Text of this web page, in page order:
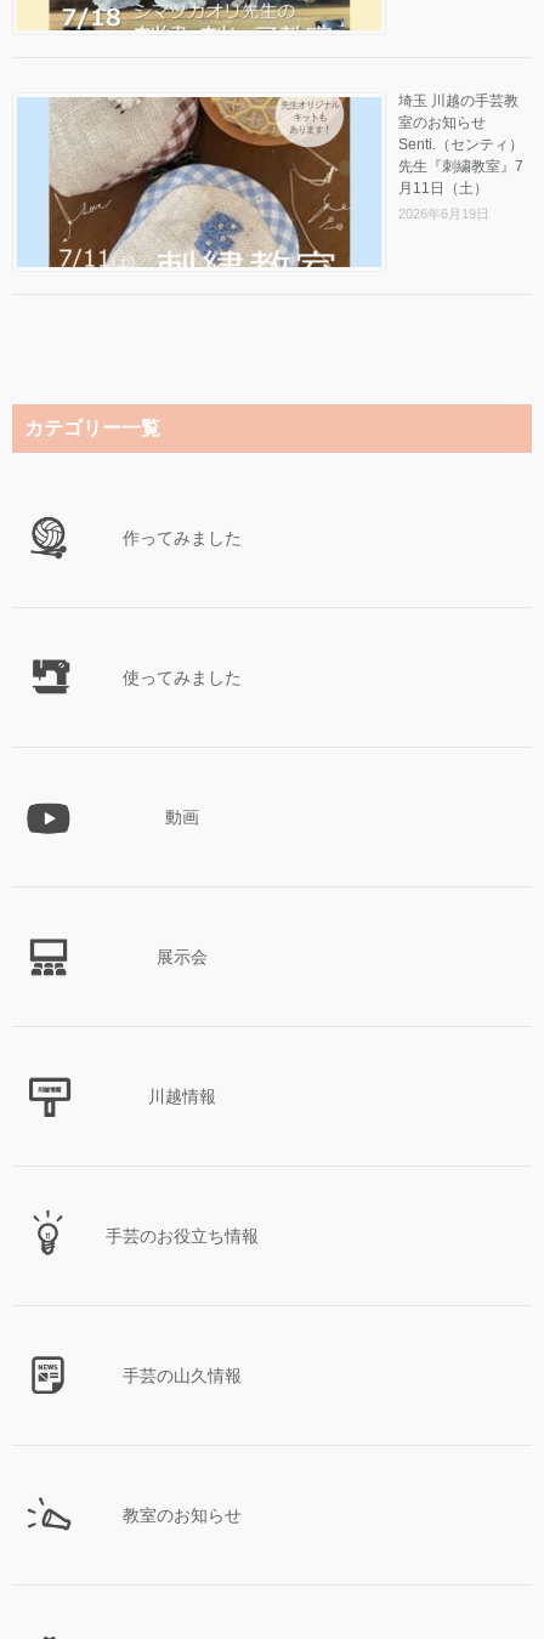
埼玉 川越の手芸教
室のお知らせ
Senti.（センティ）
先生『刺繍教室』7
月11日（土）
2026年6月19日
カテゴリー一覧
作ってみました
使ってみました
動画
展示会
川越情報
手芸のお役立ち情報
手芸の山久情報
教室のお知らせ